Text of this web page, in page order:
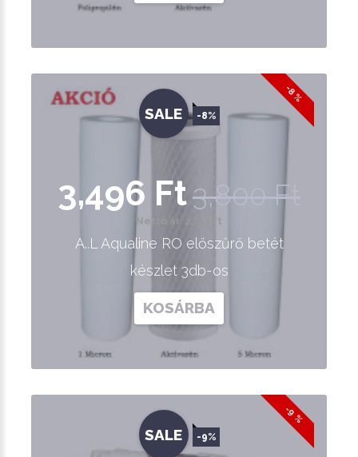
-8 %
SALE -8%
3,496 Ft3,800 Ft
Nettó ár: 2,753 Ft
A..L Aqualine RO előszűrő betét
készlet 3db-os
KOSÁRBA
-9 %
SALE -9%